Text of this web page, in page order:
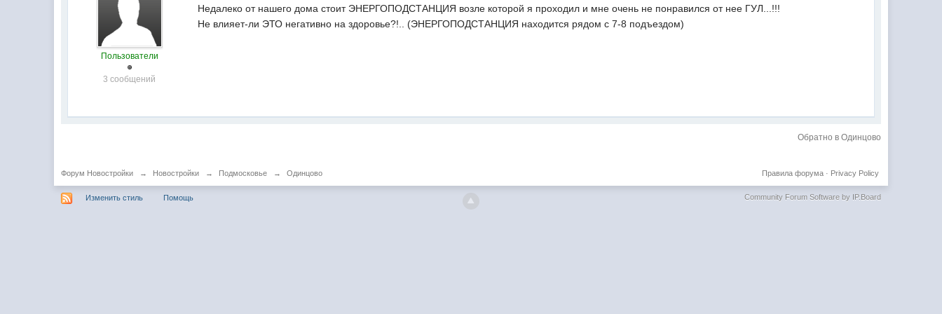
Пользователи
3 сообщений
Недалеко от нашего дома стоит ЭНЕРГОПОДСТАНЦИЯ возле которой я проходил и мне очень не понравился от нее ГУЛ...!!!
Не влияет-ли ЭТО негативно на здоровье?!.. (ЭНЕРГОПОДСТАНЦИЯ находится рядом с 7-8 подъездом)
Обратно в Одинцово
Форум Новостройки → Новостройки → Подмосковье → Одинцово Privacy Policy
Правила форума·
Изменить стиль Помощь Community Forum Software by IP.Board